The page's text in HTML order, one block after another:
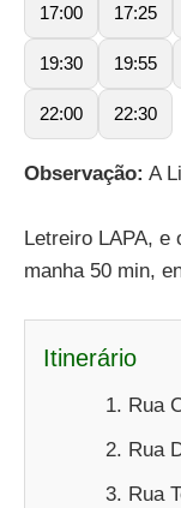
17:00 17:25
19:30 19:55
22:00 22:30
Observação: A
Letreiro LAPA, e
manha 50 min,
Itinerário
Rua
Rua
Rua